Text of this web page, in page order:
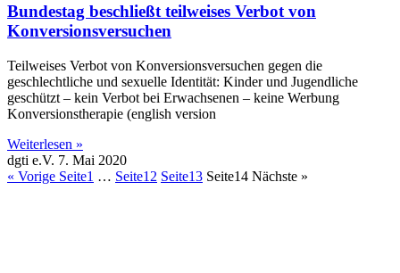
Bundestag beschließt teilweises Verbot von
Konversionsversuchen
Teilweises Verbot von Konversionsversuchen gegen die
geschlechtliche und sexuelle Identität: Kinder und Jugendliche
geschützt – kein Verbot bei Erwachsenen – keine Werbung
Konversionstherapie (english version
Weiterlesen »
dgti e.V. 7. Mai 2020
« Vorige Seite1 … Seite12 Seite13 Seite14 Nächste »